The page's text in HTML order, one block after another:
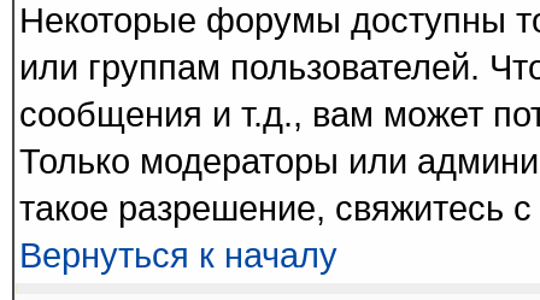
Некоторые форумы доступны
или группам пользователей.
сообщения и т.д., вам может
Только модераторы или
такое разрешение, свяжитесь
Вернуться к началу